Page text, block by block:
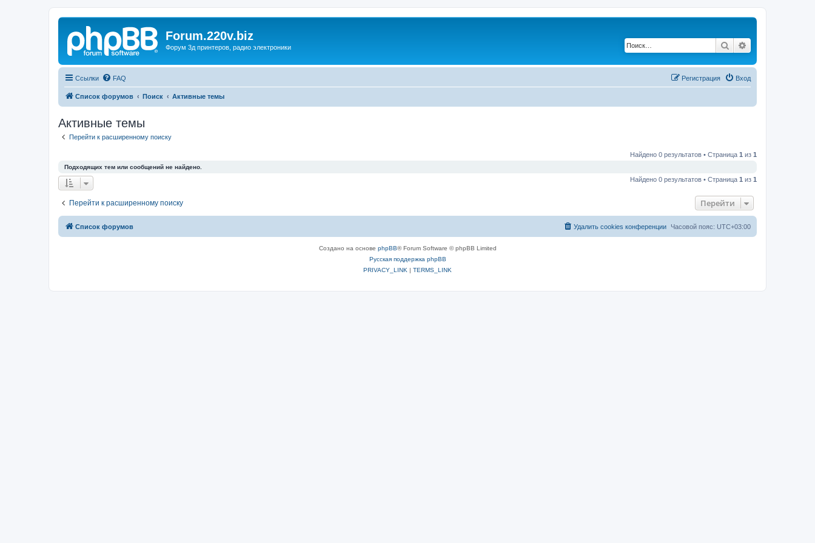
Forum.220v.biz
Форум 3д принтеров, радио электроники Поиск
Ссылки FAQ Вход
Регистрация
Список форумов Поиск Активные темы
Активные темы
Перейти к расширенному поиску
Найдено 0 результатов • Страница 1 из 1
Подходящих тем или сообщений не найдено.
Найдено 0 результатов • Страница 1 из 1
Перейти к расширенному поиску Перейти
Список форумов Часовой пояс: UTC+03:00
Удалить cookies конференции
Создано на основе phpBB® Forum Software © phpBB Limited
Русская поддержка phpBB
PRIVACY_LINK | TERMS_LINK